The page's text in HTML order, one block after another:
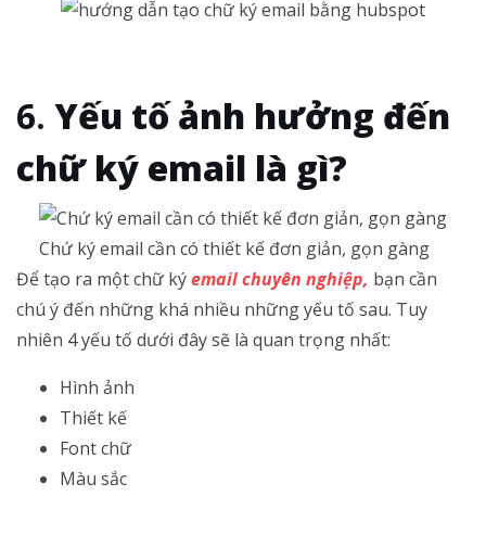
Yếu tố ảnh hưởng đến
chữ ký email là gì?
Chứ ký email cần có thiết kế đơn giản, gọn gàng
Để tạo ra một chữ kýemail chuyên nghiệp, bạn cần
chú ý đến những khá nhiều những yếu tố sau. Tuy
nhiên 4 yếu tố dưới đây sẽ là quan trọng nhất:
Hình ảnh
Thiết kế
Font chữ
Màu sắc